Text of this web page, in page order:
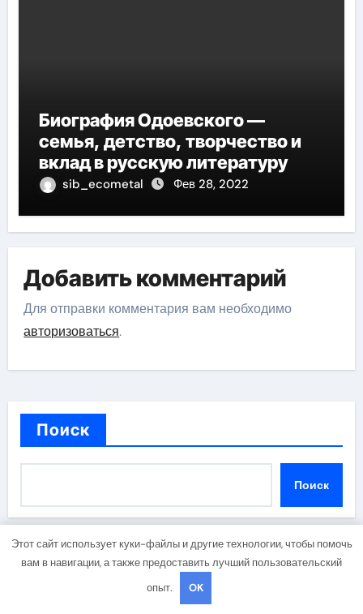
Биография Одоевского —
семья, детство, творчество и
вклад в русскую литературу
sib_ecometal Фев 28, 2022
Добавить комментарий
Для отправки комментария вам необходимо
авторизоваться.
Поиск
Поиск
Последние публикации
Этот сайт использует куки-файлы и другие технологии, чтобы помочь
вам в навигации, а также предоставить лучший пользовательский
опыт.
OK